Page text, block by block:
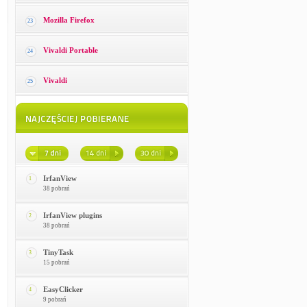
23 Mozilla Firefox
24 Vivaldi Portable
25 Vivaldi
1 IrfanView
38 pobrań
2 IrfanView plugins
38 pobrań
3 TinyTask
15 pobrań
4 EasyClicker
9 pobrań